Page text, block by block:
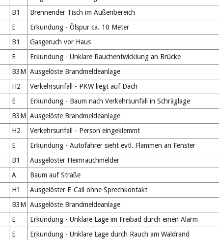
B1 Brennender Tisch im Außenbereich
E Erkundung - Ölspur ca. 10 Meter
B1 Gasgeruch vor Haus
E Erkundung - Unklare Rauchentwicklung an Brücke
B3M Ausgelöste Brandmeldeanlage
H2 Verkehrsunfall - PKW liegt auf Dach
E Erkundung - Baum nach Verkehrsunfall in Schräglage
B3M Ausgelöste Brandmeldeanlage
H2 Verkehrsunfall - Person eingeklemmt
E Erkundung - Autofahrer sieht evtl. Flammen an Fenster
B1 Ausgelöster Heimrauchmelder
A Baum auf Straße
H1 Ausgelöster E-Call ohne Sprechkontakt
B3M Ausgelöste Brandmeldeanlage
E Erkundung - Unklare Lage im Freibad durch einen Alarm
E Erkundung - Unklare Lage durch Rauch am Waldrand